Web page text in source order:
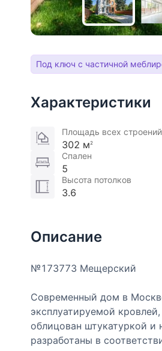
Под ключ с частичной
Характеристики
Площадь всех строений
302 м 2
Спален
5
Высота потолков
3.6
Описание
№173773 Мещерский
Современный дом в
эксплуатируемой
облицован штукатуркой и
разработаны в